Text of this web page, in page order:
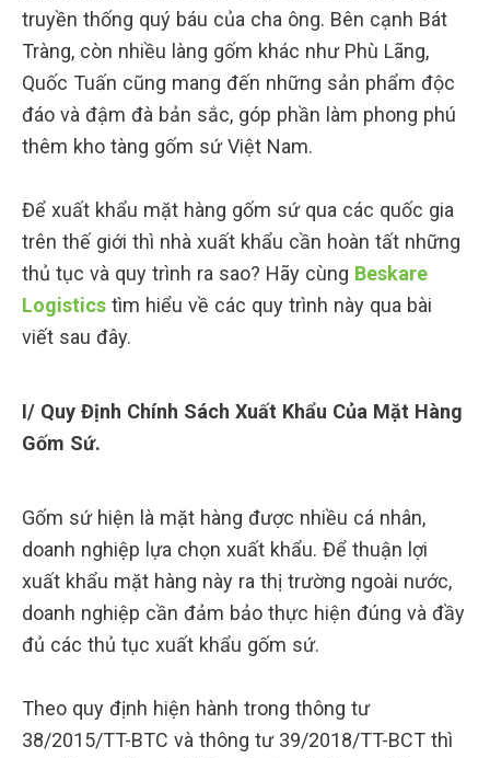
truyền thống quý báu của cha ông. Bên cạnh Bát
Tràng, còn nhiều làng gốm khác như Phù Lãng,
Quốc Tuấn cũng mang đến những sản phẩm độc
đáo và đậm đà bản sắc, góp phần làm phong phú
thêm kho tàng gốm sứ Việt Nam.
Để xuất khẩu mặt hàng gốm sứ qua các quốc gia
trên thế giới thì nhà xuất khẩu cần hoàn tất những
thủ tục và quy trình ra sao? Hãy cùng Beskare
Logistics tìm hiểu về các quy trình này qua bài
viết sau đây.
I/ Quy Định Chính Sách Xuất Khẩu Của Mặt Hàng
Gốm Sứ.
Gốm sứ hiện là mặt hàng được nhiều cá nhân,
doanh nghiệp lựa chọn xuất khẩu. Để thuận lợi
xuất khẩu mặt hàng này ra thị trường ngoài nước,
doanh nghiệp cần đảm bảo thực hiện đúng và đầy
đủ các thủ tục xuất khẩu gốm sứ.
Theo quy định hiện hành trong thông tư
38/2015/TT-BTC và thông tư 39/2018/TT-BCT thì